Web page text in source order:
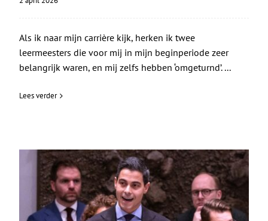
Als ik naar mijn carrière kijk, herken ik twee
leermeesters die voor mij in mijn beginperiode zeer
belangrijk waren, en mij zelfs hebben ‘omgeturnd’. ...
Lees verder